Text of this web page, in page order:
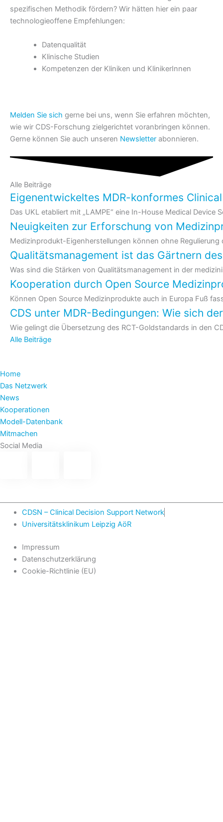
spezifischen Methodik fördern? Wir hätten hier ein paar
technologieoffene Empfehlungen:
Datenqualität
Klinische Studien
Kompetenzen der Kliniken und KlinikerInnen
Melden Sie sich gerne bei uns, wenn Sie erfahren möchten,
wie wir CDS-Forschung zielgerichtet voranbringen können.
Gerne können Sie auch unseren Newsletter abonnieren.
Alle Beiträge
Eigenentwickeltes MDR-konformes
Das UKL etabliert mit „LAMPE“ eine In-House Medical
Neuigkeiten zur Erforschung von
Medizinprodukt-Eigenherstellungen können ohne
Qualitätsmanagement ist das Gärtnern
Was sind die Stärken von Qualitäts­management in der
Kooperation durch Open Source
Können Open Source Medizinprodukte auch in Europa Fuß
CDS unter MDR-Bedingungen: Wie sich
Wie gelingt die Übersetzung des RCT-Goldstandards in den
Alle Beiträge
Home
Das Netzwerk
News
Kooperationen
Modell-Datenbank
Mitmachen
Social Media
CDSN – Clinical Decision Support Network
Universitätsklinikum Leipzig AöR
Impressum
Datenschutzerklärung
Cookie-Richtlinie (EU)